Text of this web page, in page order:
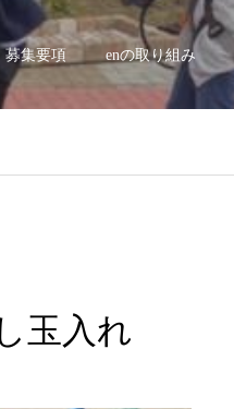
募集要項 enの取り組み
玉入れ